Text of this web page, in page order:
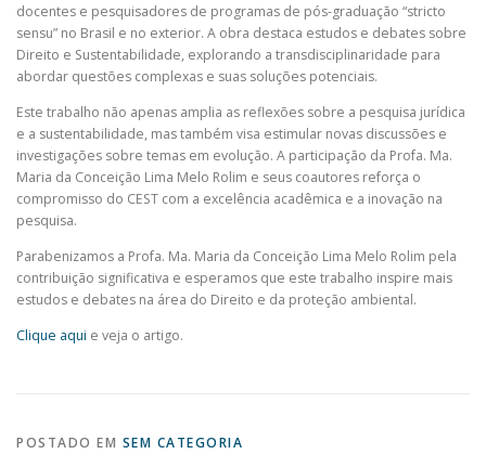
docentes e pesquisadores de programas de pós-graduação “stricto
sensu” no Brasil e no exterior. A obra destaca estudos e debates sobre
Direito e Sustentabilidade, explorando a transdisciplinaridade para
abordar questões complexas e suas soluções potenciais.
Este trabalho não apenas amplia as reflexões sobre a pesquisa jurídica
e a sustentabilidade, mas também visa estimular novas discussões e
investigações sobre temas em evolução. A participação da Profa. Ma.
Maria da Conceição Lima Melo Rolim e seus coautores reforça o
compromisso do CEST com a excelência acadêmica e a inovação na
pesquisa.
Parabenizamos a Profa. Ma. Maria da Conceição Lima Melo Rolim pela
contribuição significativa e esperamos que este trabalho inspire mais
estudos e debates na área do Direito e da proteção ambiental.
Clique aqui e veja o artigo.
POSTADO EM SEM CATEGORIA